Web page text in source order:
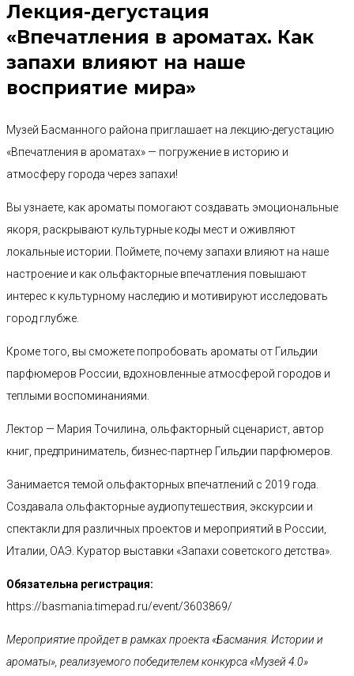
Лекция-дегустация
«Впечатления в ароматах. Как
запахи влияют на наше
восприятие мира»
Музей Басманного района приглашает на лекцию-дегустацию
«Впечатления в ароматах» — погружение в историю и
атмосферу города через запахи!
Вы узнаете, как ароматы помогают создавать эмоциональные
якоря, раскрывают культурные коды мест и оживляют
локальные истории. Поймете, почему запахи влияют на наше
настроение и как ольфакторные впечатления повышают
интерес к культурному наследию и мотивируют исследовать
город глубже.
Кроме того, вы сможете попробовать ароматы от Гильдии
парфюмеров России, вдохновленные атмосферой городов и
теплыми воспоминаниями.
Лектор — Мария Точилина, ольфакторный сценарист, автор
книг, предприниматель, бизнес-партнер Гильдии парфюмеров.
Занимается темой ольфакторных впечатлений с 2019 года.
Создавала ольфакторные аудиопутешествия, экскурсии и
спектакли для различных проектов и мероприятий в России,
Италии, ОАЭ. Куратор выставки «Запахи советского детства».
Обязательна регистрация:
https://basmania.timepad.ru/event/3603869/
Мероприятие пройдет в рамках проекта «Басмания. Истории и
ароматы», реализуемого победителем конкурса «Музей 4.0»